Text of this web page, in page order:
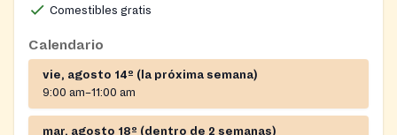
Comestibles gratis
Calendario
vie, agosto 14º (la próxima semana)
9:00 am–11:00 am
mar, agosto 18º (dentro de 2 semanas)